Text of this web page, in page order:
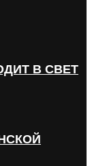
В СВЕТ